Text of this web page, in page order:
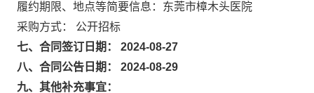
履约期限、地点等简要信息：东莞市樟木头医院
采购方式： 公开招标
七、合同签订日期： 2024-08-27
八、合同公告日期： 2024-08-29
九、其他补充事宜：